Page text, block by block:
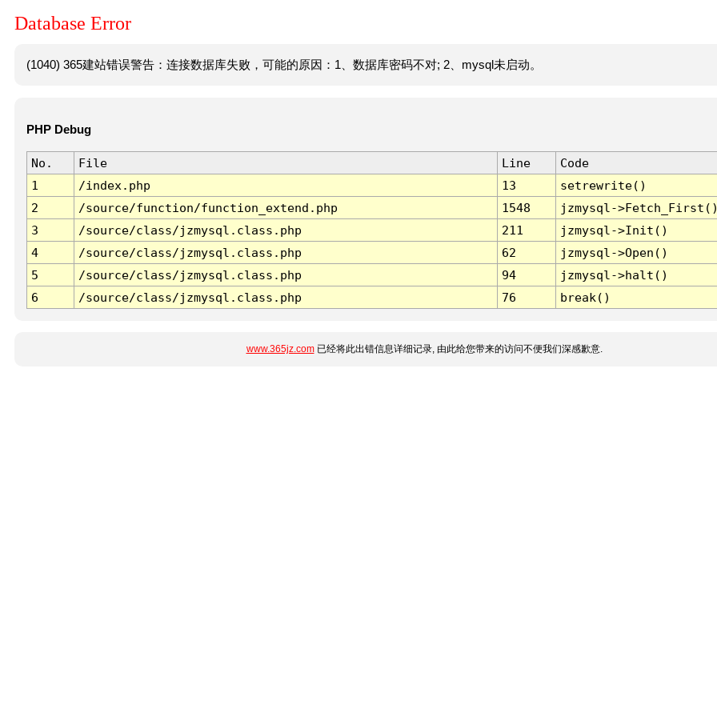
Database Error
(1040) 365建站错误警告：连接数据库失败，可能的原因：1、数据库密码不对; 2、mysql未启动。
PHP Debug
No. File Line
Code
1
/index.php 13
setrewrite()
2
/source/function/function_extend.php 1548
jzmysql-
3
/source/class/jzmysql.class.php 211
jzmysql->Init()
4
/source/class/jzmysql.class.php 62
jzmysql->Open()
5
/source/class/jzmysql.class.php 94
jzmysql->halt()
6
/source/class/jzmysql.class.php 76 break()
www.365jz.com已经将此出错信息详细记录, 由此给您带来的访问不便我们深感歉意.